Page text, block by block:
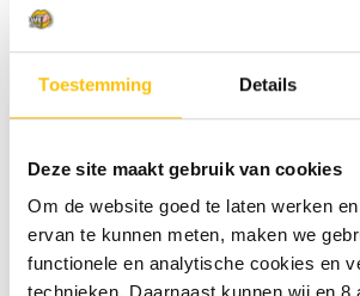
Toestemming Details
Deze site maakt gebruik van cookies
Om de website goed te laten werken
ervan te kunnen meten, maken we
functionele en analytische cookies en
Maak een account aan bij ons
Sneller af te rekenen
Meerdere
Jouw
bekijken
Nieuwe bestellingen
Artikelen opslaan in
verlanglijstje